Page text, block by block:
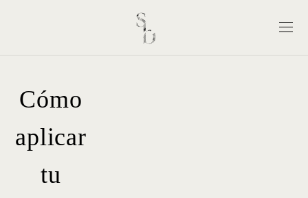
Cómo
aplicar
tu